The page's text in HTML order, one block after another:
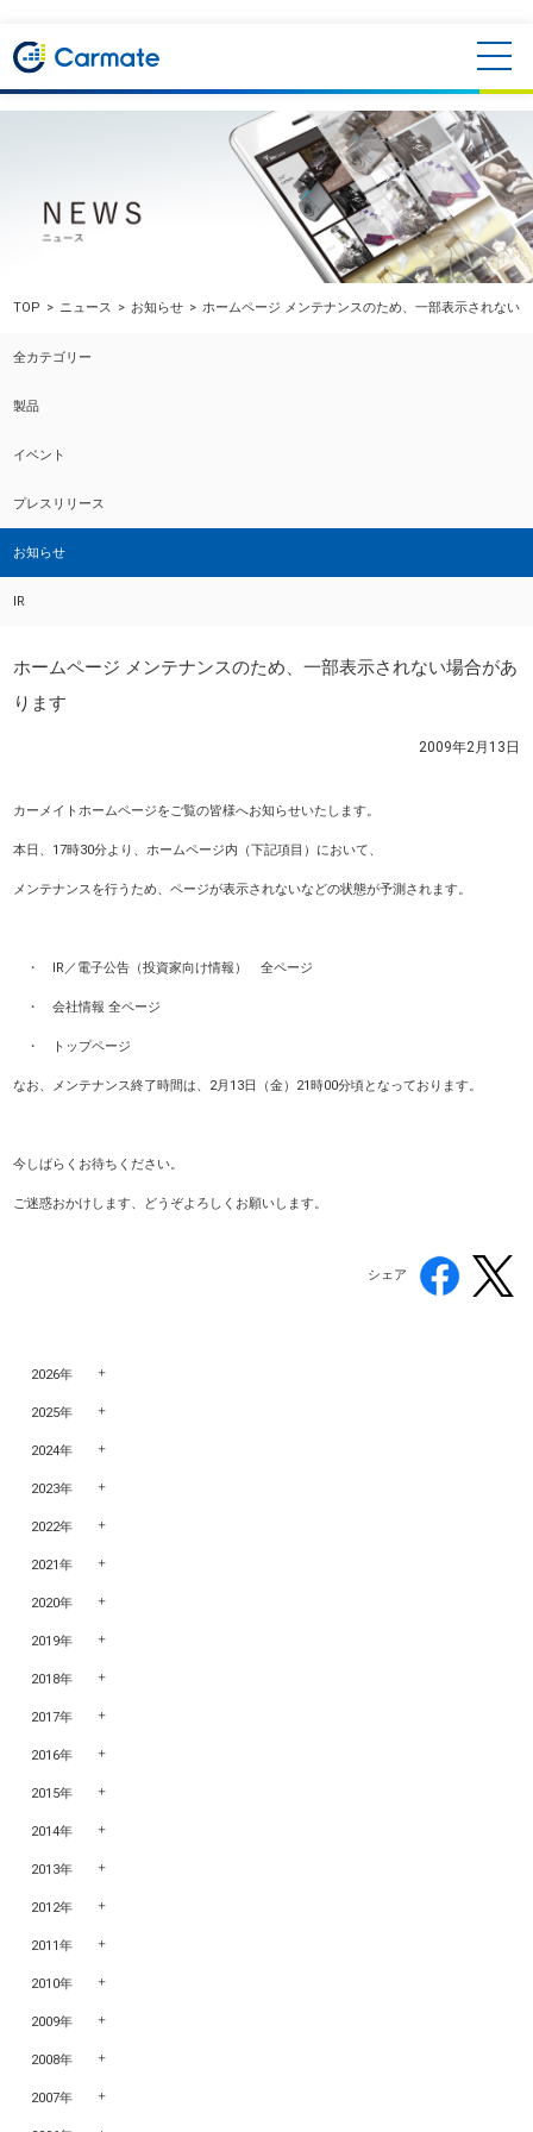
TOP ニュース お知らせ ホームページ メンテナンスのため、一部表示されない
全カテゴリー
製品
イベント
プレスリリース
お知らせ
IR
ホームページ メンテナンスのため、一部表示されない場合があ
ります
2009年2月13日
カーメイトホームページをご覧の皆様へお知らせいたします。
本日、17時30分より、ホームページ内（下記項目）において、
メンテナンスを行うため、ページが表示されないなどの状態が予測されます。
・ IR／電子公告（投資家向け情報） 全ページ
・ 会社情報 全ページ
・ トップページ
なお、メンテナンス終了時間は、2月13日（金）21時00分頃となっております。
今しばらくお待ちください。
ご迷惑おかけします、どうぞよろしくお願いします。
シェア
2026年
2025年
2024年
2023年
2022年
2021年
2020年
2019年
2018年
2017年
2016年
2015年
2014年
2013年
2012年
2011年
2010年
2009年
2008年
2007年